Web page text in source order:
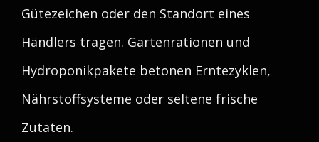
Gütezeichen oder den Standort eines
Händlers tragen. Gartenrationen und
Hydroponikpakete betonen Erntezyklen,
Nährstoffsysteme oder seltene frische
Zutaten.